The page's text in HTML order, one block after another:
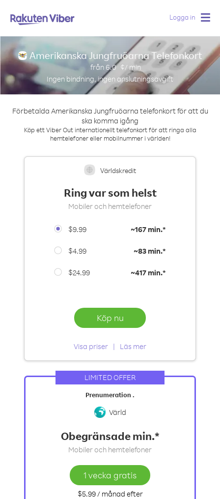
Logga in
Amerikanska Jungfruöarna Telefonkort
från 6.0 ¢/ min
Ingen bindning, ingen anslutningsavgift
Förbetalda Amerikanska Jungfruöarna telefonkort för att du
ska komma igång
Köp ett Viber Out internationellt telefonkort för att ringa alla
hemtelefoner eller mobilnummer i världen!
Världskredit
Ring var som helst
Mobiler och hemtelefoner
$9.99 ~167 min.*
$4.99 ~83 min.*
$24.99 ~417 min.*
Köp nu
Visa priser Läs mer
LIMITED OFFER
Prenumeration .
Värld
Obegränsade min.*
Mobiler och hemtelefoner
1 vecka gratis
$5.99/ månad efter